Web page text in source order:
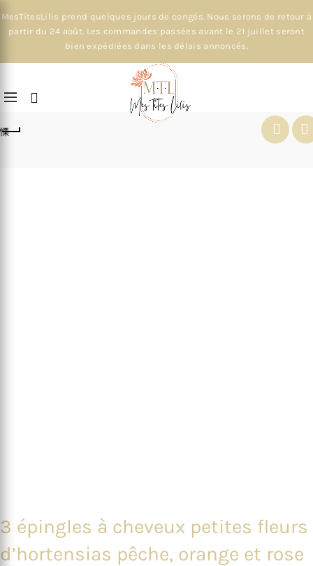
MesTitesLilis prend quelques jours de congés. Nous serons de retour à
partir du 24 août. Les commandes passées avant le 21 juillet seront
bien expédiées dans les délais annoncés.
3 épingles à cheveux petites fleurs
d’hortensias pêche, orange et rose